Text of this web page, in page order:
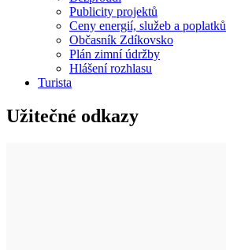
Publicity projektů
Ceny energií, služeb a poplatků
Občasník Zdíkovsko
Plán zimní údržby
Hlášení rozhlasu
Turista
Užitečné odkazy